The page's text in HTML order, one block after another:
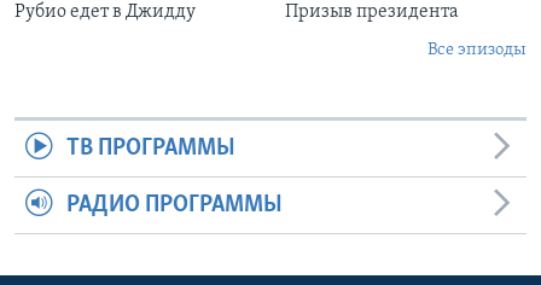
Рубио едет в Джидду
Призыв президента
Все эпизоды
ТВ ПРОГРАММЫ
РАДИО ПРОГРАММЫ